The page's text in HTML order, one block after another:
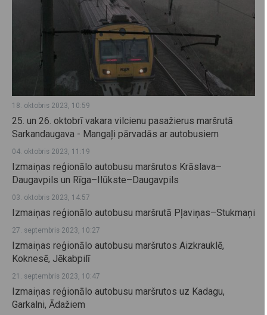
18. oktobris 2023, 10:59
25. un 26. oktobrī vakara vilcienu pasažierus maršrutā
Sarkandaugava - Mangaļi pārvadās ar autobusiem
04. oktobris 2023, 11:19
Izmaiņas reģionālo autobusu maršrutos Krāslava–
Daugavpils un Rīga–Ilūkste–Daugavpils
03. oktobris 2023, 14:57
Izmaiņas reģionālo autobusu maršrutā Pļaviņas–Stukmaņi
27. septembris 2023, 10:27
Izmaiņas reģionālo autobusu maršrutos Aizkrauklē,
Koknesē, Jēkabpilī
21. septembris 2023, 10:47
Izmaiņas reģionālo autobusu maršrutos uz Kadagu,
Garkalni, Ādažiem